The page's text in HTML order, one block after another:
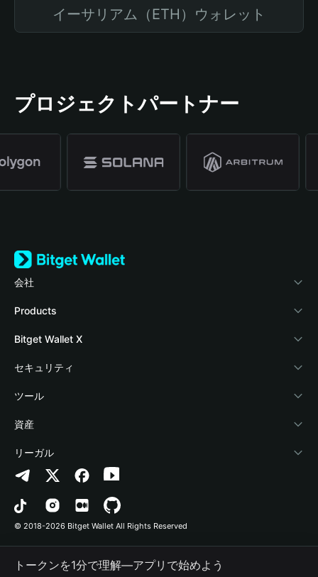
イーサリアム（ETH）ウォレット
プロジェクトパートナー
会社
Bitget Walletについて
ブログ
アカデミー
暗号資産ニュース
Help Center
お問い合わせ
ブランドリソース
キャリア
Products
Crypto Card
Stablecoin Earn
Payfi Crypto
Crypto Swap API
Altcoin Season Index
Prediction Markets
DApp
RWA
Bitget Wallet X
デベロッパー
ウォレットを接続
Bitget Wallet Pay
プロジェクトを掲載
セキュリティ
保護基金
セキュリティ技術
ツール
暗号資産を購入
認証検出
コントラクト検出
一括送金
資産
Arbitrum
Avalanche
Bitcoin
Polygon
リーガル
プライバシーポリシー
利用規約
© 2018-2026 Bitget Wallet All Rights Reserved
トークンを1分で理解―アプリで始めよう